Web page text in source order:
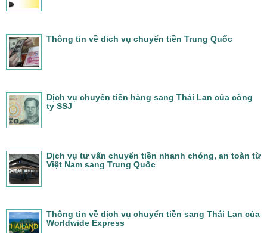
Thông tin về dich vụ chuyển tiền Trung Quốc
Dịch vụ chuyển tiền hàng sang Thái Lan của công
ty SSJ
Dịch vụ tư vấn chuyển tiền nhanh chóng, an toàn từ
Việt Nam sang Trung Quốc
Thông tin về dịch vụ chuyển tiền sang Thái Lan của
Worldwide Express